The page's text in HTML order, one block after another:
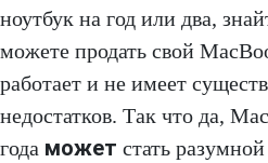
ноутбук на год или два,
можете продать свой
работает и не имеет
недостатков. Так что да,
года может стать